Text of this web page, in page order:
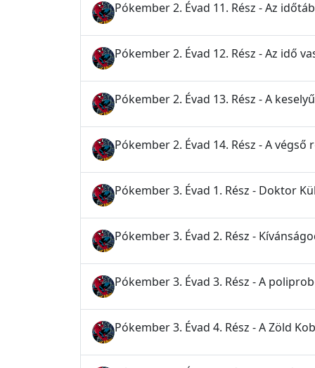
Pókember 2. Évad 11. Rész - Az
Pókember 2. Évad 12. Rész - Az idő
Pókember 2. Évad 13. Rész - A
Pókember 2. Évad 14. Rész - A végső
Pókember 3. Évad 1. Rész - Doktor
Pókember 3. Évad 2. Rész -
Pókember 3. Évad 3. Rész - A
Pókember 3. Évad 4. Rész - A Zöld